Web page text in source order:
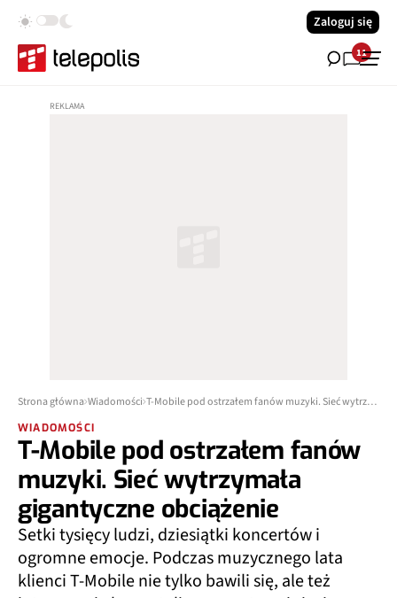
Zaloguj się
11
Strona główna Wiadomości T-Mobile pod ostrzałem fanów muzyki. Sieć wytrzymała gigantyczne obciążenie
WIADOMOŚCI
T-Mobile pod ostrzałem fanów
muzyki. Sieć wytrzymała
gigantyczne obciążenie
Setki tysięcy ludzi, dziesiątki koncertów i
ogromne emocje. Podczas muzycznego lata
klienci T-Mobile nie tylko bawili się, ale też